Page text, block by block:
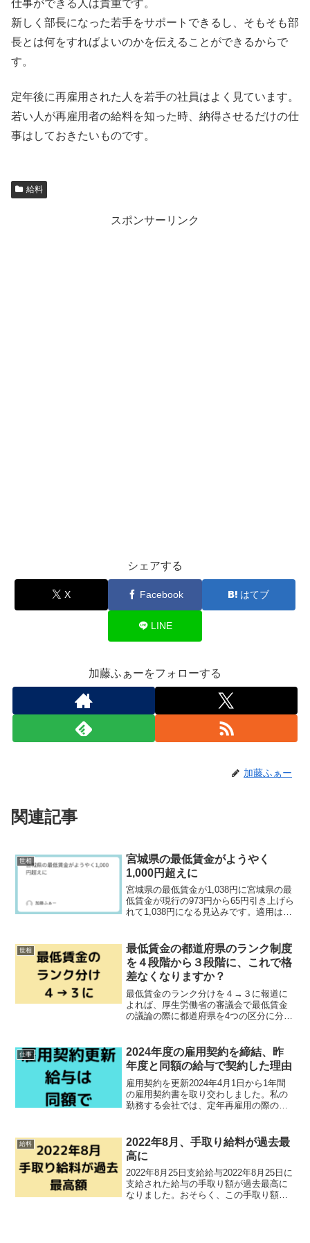
仕事ができる人は貴重です。
新しく部長になった若手をサポートできるし、そもそも部
長とは何をすればよいのかを伝えることができるからで
す。
定年後に再雇用された人を若手の社員はよく見ています。
若い人が再雇用者の給料を知った時、納得させるだけの仕
事はしておきたいものです。
給料
スポンサーリンク
シェアする
X Facebook はてブ
LINE
加藤ふぁーをフォローする
加藤ふぁー
関連記事
世相
宮城県の最低賃金がようやく
1,000円超えに
宮城県の最低賃金が1,038円に宮城県の最
低賃金が現行の973円から65円引き上げら
れて1,038円になる見込みです。適用は10
ースで1,500円まで毎年上がる...
世相
最低賃金の都道府県のランク制度
を４段階から３段階に、これで格
差なくなりますか？
最低賃金のランク分けを４→３に報道に
よれば、厚生労働省の審議会で最低賃金
の議論の際に都道府県を4つの区分に分け
す。▽Aランクは、東京、神奈川、大阪な
ど今と同じ6都府...
仕事
2024年度の雇用契約を締結、昨
年度と同額の給与で契約した理由
雇用契約を更新2024年4月1日から1年間
の雇用契約書を取り交わしました。私の
勤務する会社では、定年再雇用の際の雇
新していく方法が採用されています。そ
うしないと...
給料
2022年8月、手取り給料が過去最
高に
2022年8月25日支給給与2022年8月25日に
支給された給与の手取り額が過去最高に
なりました。おそらく、この手取り額を